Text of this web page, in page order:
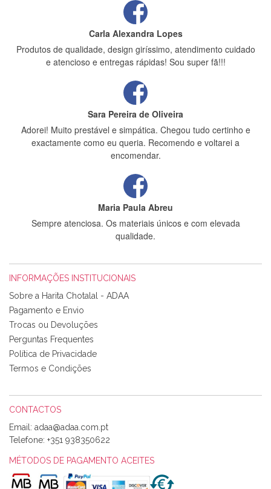
Carla Alexandra Lopes
Produtos de qualidade, design giríssimo, atendimento cuidado
e atencioso e entregas rápidas! Sou super fã!!!
Sara Pereira de Oliveira
Adorei! Muito prestável e simpática. Chegou tudo certinho e
exactamente como eu queria. Recomendo e voltarei a
encomendar.
Maria Paula Abreu
Sempre atenciosa. Os materiais únicos e com elevada
qualidade.
Tudo chegou em condições, pois os produtos vieram muito
bem acondicionados. Estou plenamente satisfeita com os
produtos adquiridos. Relativamente à bolsa, tem um tecido
com um padrão e cores muito bonitas e a execução está
perfeitíssima. Futuramente penso voltar a comprar na vossa
loja, têm excelentes artigos a um preço muito justo. A
Alexandra Morais
Olá boa Noite. Os meus tecidos chegaram hoje. Muito
obrigada pelo miminho que dá um jeitaço pras minhas linhas
de bordar e não sei o que pões nos tecidos, mas que cheiram
maravilhosamente ... cheiram! :) Muito Obrigada.
INFORMAÇÕES INSTITUCIONAIS
Sobre a Harita Chotalal - ADAA
Pagamento e Envio
Trocas ou Devoluções
Perguntas Frequentes
Política de Privacidade
Termos e Condições
CONTACTOS
Email:
Telefone: +351 938350622
MÉTODOS DE PAGAMENTO ACEITES